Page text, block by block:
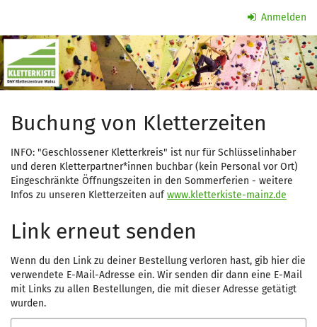
Inhalt
springen
Anmelden
Kletterzeit
Buchung von Kletterzeiten
INFO: "Geschlossener Kletterkreis" ist nur für Schlüsselinhaber
und deren Kletterpartner*innen buchbar (kein Personal vor Ort)
Eingeschränkte Öffnungszeiten in den Sommerferien - weitere
Infos zu unseren Kletterzeiten aufwww.kletterkiste-mainz.de
Link erneut senden
Wenn du den Link zu deiner Bestellung verloren hast, gib hier die
verwendete E-Mail-Adresse ein. Wir senden dir dann eine E-Mail
mit Links zu allen Bestellungen, die mit dieser Adresse getätigt
wurden.
E-